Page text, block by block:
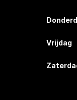
Vrijdag